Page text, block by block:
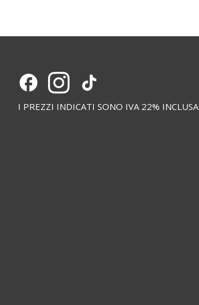
I PREZZI INDICATI SONO IVA 22% INCLUSA